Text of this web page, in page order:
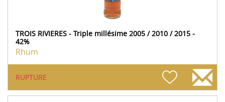
TROIS RIVIERES - Triple millésime 2005 / 2010 / 2015 -
42%
Rhum
RUPTURE